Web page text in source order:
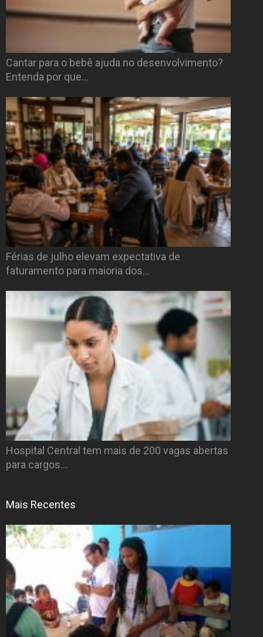
Cantar para o bebê ajuda no desenvolvimento?
Entenda por que…
Férias de julho elevam expectativa de
faturamento para maioria dos…
Hospital Central tem mais de 200 vagas abertas
para cargos…
Mais Recentes